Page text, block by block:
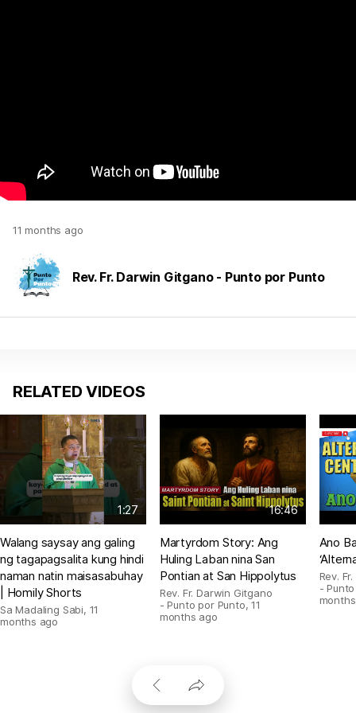
11 months ago
Rev. Fr. Darwin Gitgano - Punto por Punto
RELATED VIDEOS
1:27
Walang saysay ang galing
ng tagapagsalita kung hindi
naman natin maisasabuhay
| Homily Shorts
Sa Madaling Sabi, 11
months ago
16:46
Martyrdom Story: Ang
Huling Laban nina San
Pontian at San Hippolytus
Rev. Fr. Darwin Gitgano
- Punto por Punto,11
months ago
Ano
Rev.
-